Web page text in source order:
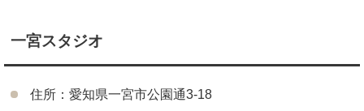
一宮スタジオ
住所：愛知県一宮市公園通3-18